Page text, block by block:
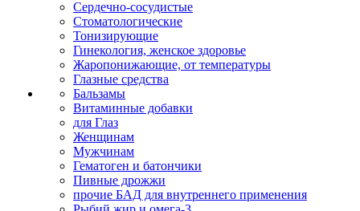
Сердечно-сосудистые
Стоматологические
Тонизирующие
Гинекология, женское здоровье
Жаропонижающие, от температуры
Глазные средства
Бальзамы
Витаминные добавки
для Глаз
Женщинам
Мужчинам
Гематоген и батончики
Пивные дрожжи
прочие БАД для внутреннего применения